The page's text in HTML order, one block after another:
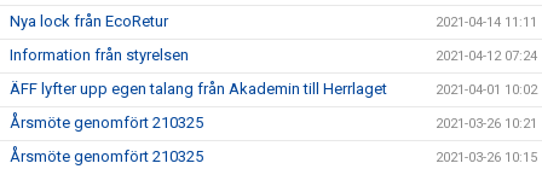
Nya lock från EcoRetur 2021-04-14 11:11
Information från styrelsen 2021-04-12 07:24
ÄFF lyfter upp egen talang från Akademin till Herrlaget 2021-04-01 10:02
Årsmöte genomfört 210325 2021-03-26 10:21
Årsmöte genomfört 210325 2021-03-26 10:15